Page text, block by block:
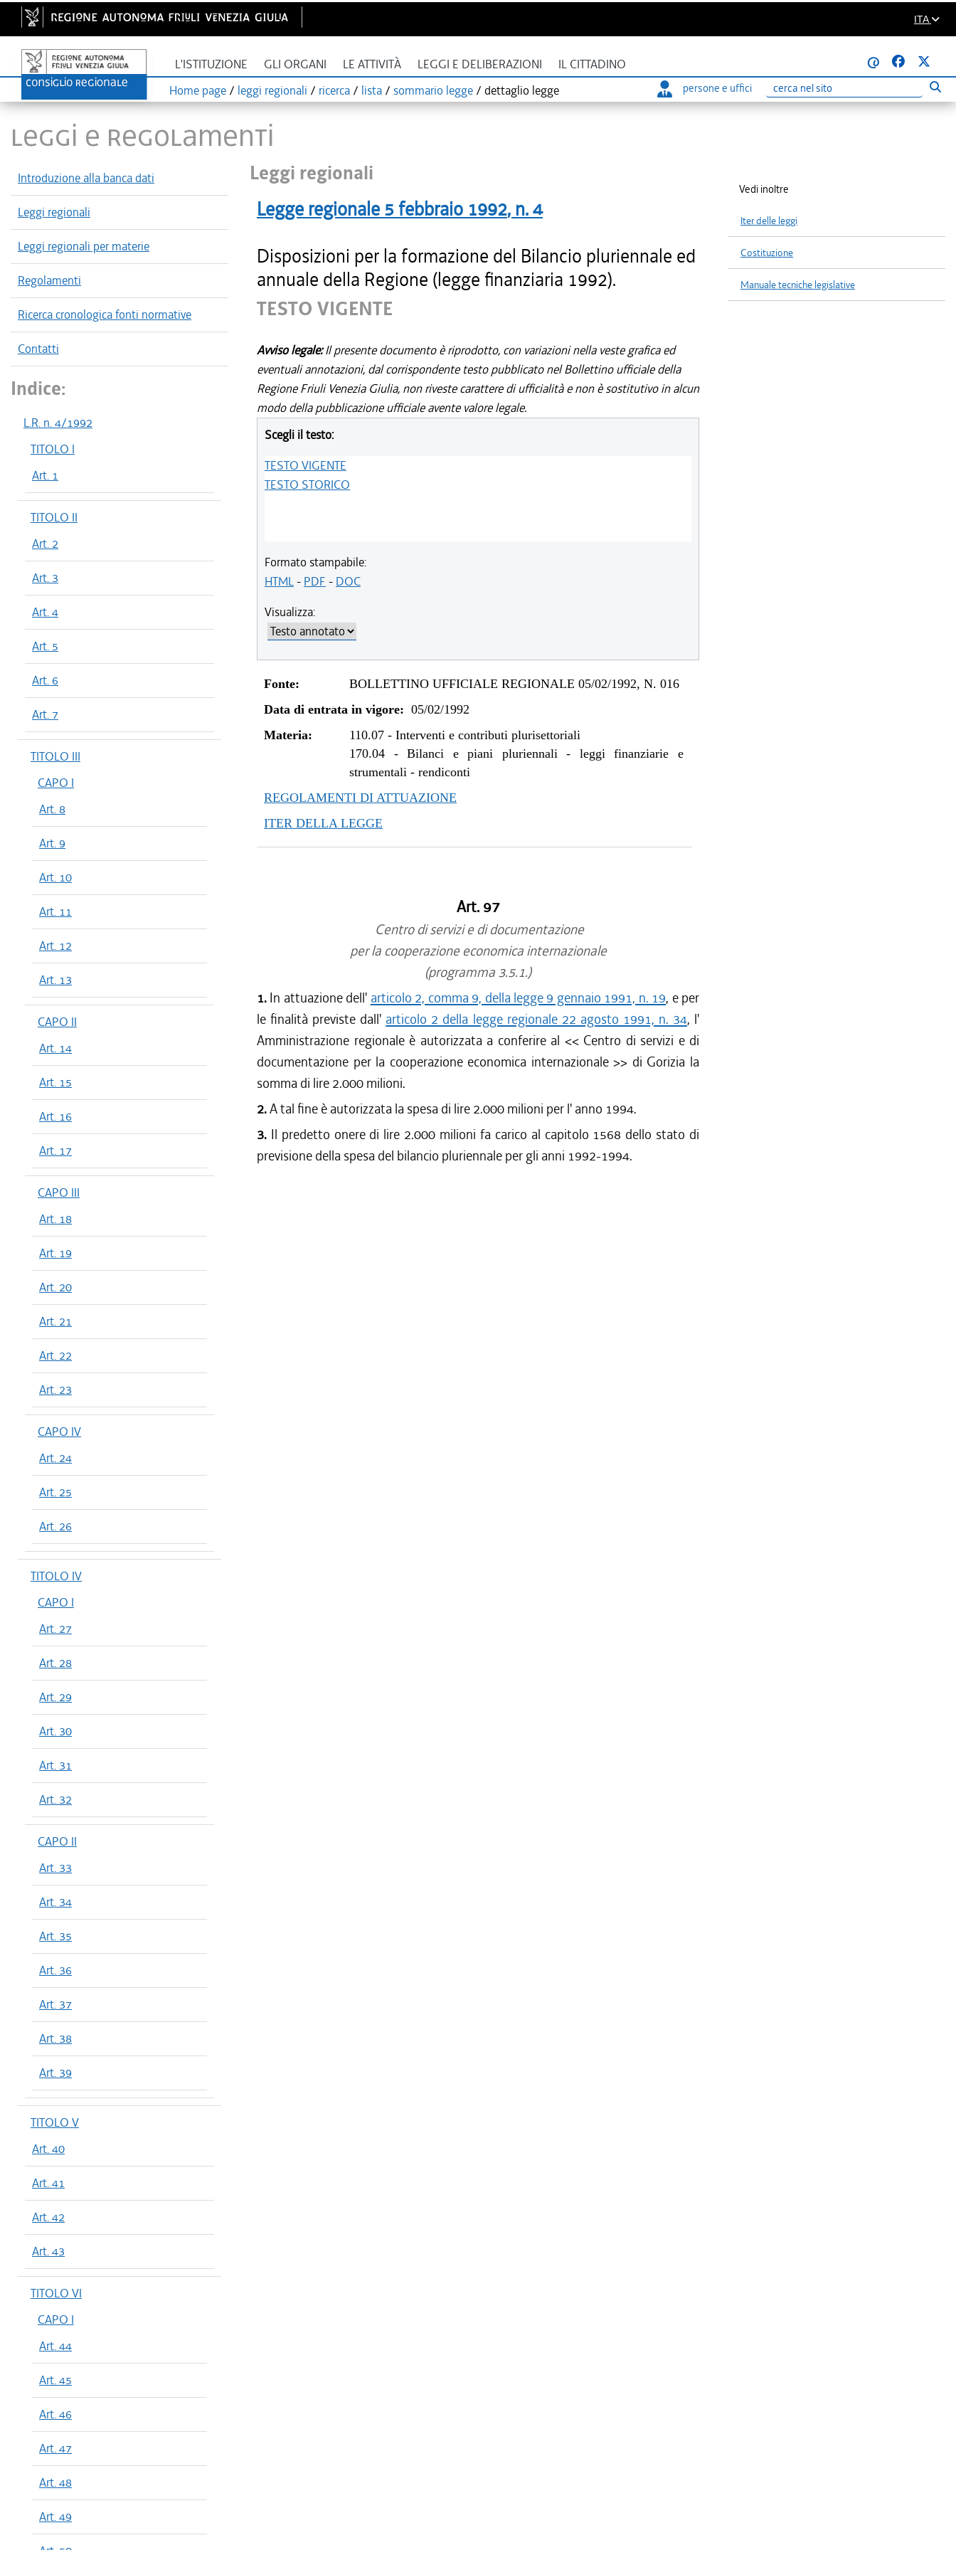
ITA
L'ISTITUZIONE GLI ORGANI LE ATTIVITÀ LEGGI E DELIBERAZIONI IL CITTADINO
@
Home page / leggi regionali / ricerca / lista / sommario legge / dettaglio legge persone e uffici
Ricerca
LEGGI E REGOLAMENTI
Introduzione alla banca dati
Leggi regionali
Leggi regionali per materie
Regolamenti
Ricerca cronologica fonti normative
Contatti
Indice:
L.R. n. 4/1992
TITOLO I
Art. 1
TITOLO II
Art. 2
Art. 3
Art. 4
Art. 5
Art. 6
Art. 7
TITOLO III
CAPO I
Art. 8
Art. 9
Art. 10
Art. 11
Art. 12
Art. 13
CAPO II
Art. 14
Art. 15
Art. 16
Art. 17
CAPO III
Art. 18
Art. 19
Art. 20
Art. 21
Art. 22
Art. 23
CAPO IV
Art. 24
Art. 25
Art. 26
TITOLO IV
CAPO I
Art. 27
Art. 28
Art. 29
Art. 30
Art. 31
Art. 32
CAPO II
Art. 33
Art. 34
Art. 35
Art. 36
Art. 37
Art. 38
Art. 39
TITOLO V
Art. 40
Art. 41
Art. 42
Art. 43
TITOLO VI
CAPO I
Art. 44
Art. 45
Art. 46
Art. 47
Art. 48
Art. 49
Leggi regionali
Legge regionale 5 febbraio 1992, n.4
Disposizioni per la formazione del Bilancio pluriennale ed
annuale della Regione (legge finanziaria 1992).
TESTO VIGENTE
Avviso legale:Il presente documento è riprodotto, con variazioni nella veste grafica ed
eventuali annotazioni, dal corrispondente testo pubblicato nel Bollettino ufficiale della
Regione Friuli Venezia Giulia, non riveste carattere di ufficialità e non è sostitutivo in alcun
modo della pubblicazione ufficiale avente valore legale.
Scegli il testo:
TESTO VIGENTE
TESTO STORICO
Formato stampabile:
HTML- PDF - DOC
Visualizza:
Fonte:
BOLLETTINO UFFICIALE REGIONALE 05/02/1992, N. 016
Data di entrata in vigore: 05/02/1992
Materia:
110.07 -Interventi e contributi plurisettoriali
170.04 -Bilanci e piani pluriennali - leggi finanziarie e
strumentali - rendiconti
REGOLAMENTI DI ATTUAZIONE
ITER DELLA LEGGE
Art. 97
Centro di servizi e di documentazione
per la cooperazione economica internazionale
(programma 3.5.1.)
1. In attuazione dell' articolo 2, comma 9, della legge 9 gennaio 1991, n. 19, e per
le finalità previste dall' articolo 2 della legge regionale 22 agosto 1991, n. 34, l'
Amministrazione regionale è autorizzata a conferire al << Centro di servizi e di
documentazione per la cooperazione economica internazionale >> di Gorizia la
somma di lire 2.000 milioni.
2.A tal fine è autorizzata la spesa di lire 2.000 milioni per l' anno 1994.
3. Il predetto onere di lire 2.000 milioni fa carico al capitolo 1568 dello stato di
previsione della spesa del bilancio pluriennale per gli anni 1992-1994.
Vedi inoltre
Iter delle leggi
Costituzione
Manuale tecniche legislative